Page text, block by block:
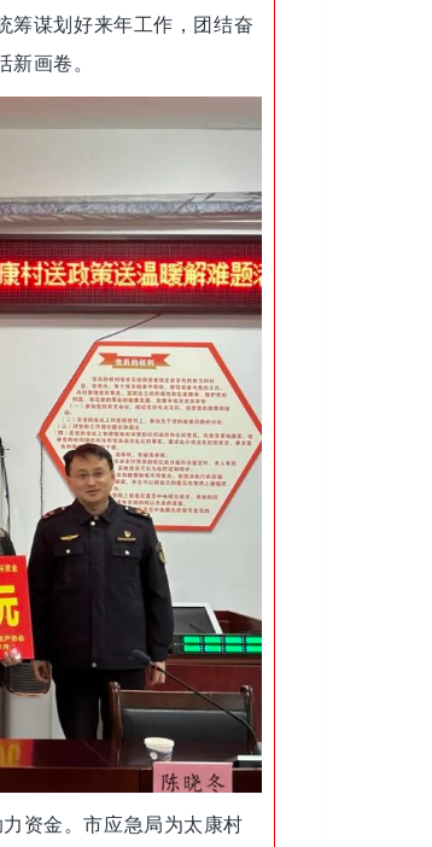
筹谋划好来年工作，团结奋
画卷。
资金。市应急局为太康村